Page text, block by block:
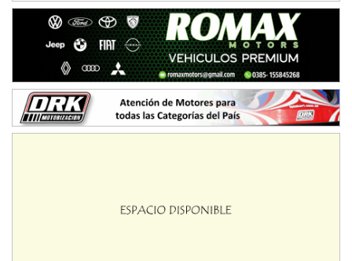
ENTRERRIANO - F6 (POSTERGADA)
Parque de la Velocidad (Asfalto)
Villaguay (Entre Ríos)
VICTORIENSE - F7
El Cerro (Tierra)
Victoria (Entre Ríos)
PATAGONICO - F6